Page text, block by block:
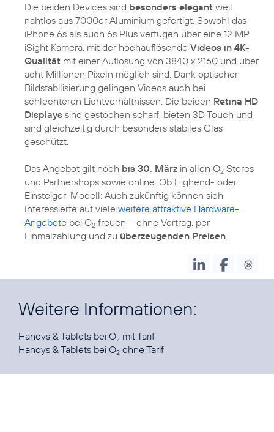
Die beiden Devices sind besonders elegant weil
nahtlos aus 7000er Aluminium gefertigt. Sowohl das
iPhone 6s als auch 6s Plus verfügen über eine 12 MP
iSight Kamera, mit der hochauflösende Videos in 4K-
Qualität mit einer Auflösung von 3840 x 2160 und über
acht Millionen Pixeln möglich sind. Dank optischer
Bildstabilisierung gelingen Videos auch bei
schlechteren Lichtverhältnissen. Die beiden Retina HD
Displays sind gestochen scharf, bieten 3D Touch und
sind gleichzeitig durch besonders stabiles Glas
geschützt.
Das Angebot gilt noch bis 30. März in allen O2 Stores
und Partnershops sowie online. Ob Highend- oder
Einsteiger-Modell: Auch zukünftig können sich
Interessierte auf viele weitere attraktive Hardware-
Angebote bei O2 freuen – ohne Vertrag, per
Einmalzahlung und zu überzeugenden Preisen.
Weitere Informationen:
Handys & Tablets bei O2
Handys & Tablets bei O2 ohne Tarif